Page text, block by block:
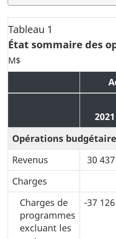
Tableau 1
État sommaire des
M$
2021
Opérations
Revenus
30 437
Charges
Charges de
programmes
excluant les
-37 126